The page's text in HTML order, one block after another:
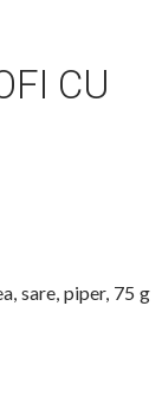
CU
sare, piper, 75 g